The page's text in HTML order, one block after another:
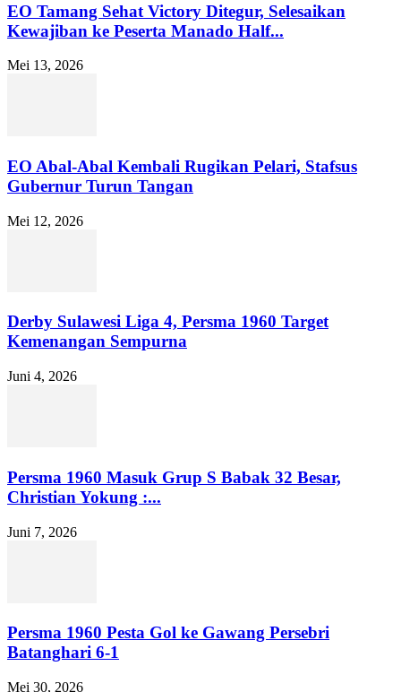
EO Tamang Sehat Victory Ditegur, Selesaikan
Kewajiban ke Peserta Manado Half...
Mei 13, 2026
EO Abal-Abal Kembali Rugikan Pelari, Stafsus
Gubernur Turun Tangan
Mei 12, 2026
Derby Sulawesi Liga 4, Persma 1960 Target
Kemenangan Sempurna
Juni 4, 2026
Persma 1960 Masuk Grup S Babak 32 Besar,
Christian Yokung :...
Juni 7, 2026
Persma 1960 Pesta Gol ke Gawang Persebri
Batanghari 6-1
Mei 30, 2026